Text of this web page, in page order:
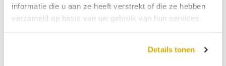
informatie die u aan ze heeft verstrekt of die ze hebben
verzameld op basis van uw gebruik van hun services.
Details tonen
Verkooppunt